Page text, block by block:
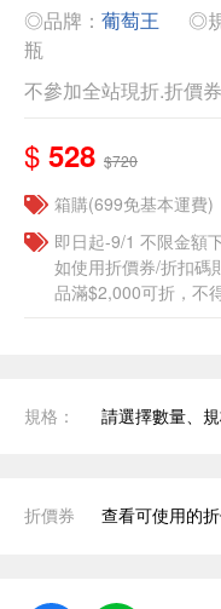
◎品牌： 葡萄王
◎
瓶
不參加全站現折.折價
$ 528 $720
箱購(699免基本運費)
即日起-9/1 不限金額
如使用折價券/折扣碼
品滿$2,000可折，不
規格： 請選擇數量、
折價券 查看可使用的